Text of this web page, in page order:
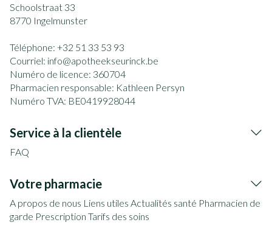
Schoolstraat 33
8770 Ingelmunster
Téléphone: +32 51 33 53 93
Courriel: info@apotheekseurinck.be
Numéro de licence: 360704
Pharmacien responsable: Kathleen Persyn
Numéro TVA: BE0419928044
Service à la clientèle
FAQ
Votre pharmacie
A propos de nous Liens utiles Actualités santé Pharmacien de
garde Prescription Tarifs des soins